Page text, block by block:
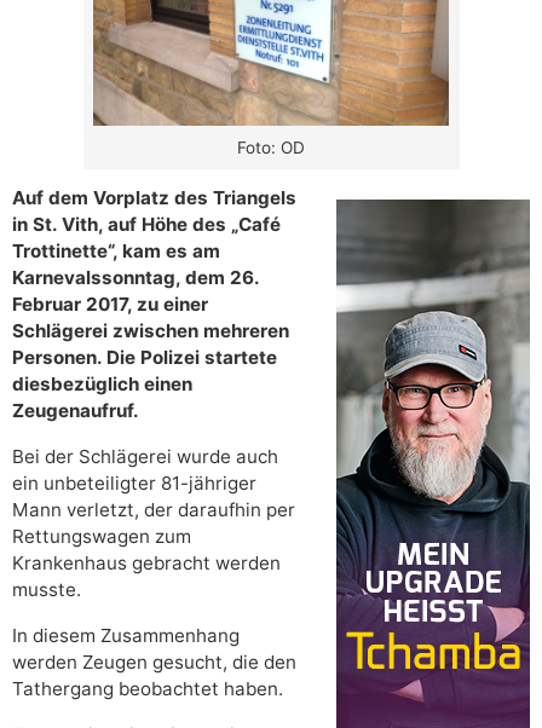
Foto: OD
Auf dem Vorplatz des Triangels
in St. Vith, auf Höhe des „Café
Trottinette“, kam es am
Karnevalssonntag, dem 26.
Februar 2017, zu einer
Schlägerei zwischen mehreren
Personen. Die Polizei startete
diesbezüglich einen
Zeugenaufruf.
Bei der Schlägerei wurde auch
ein unbeteiligter 81-jähriger
Mann verletzt, der daraufhin per
Rettungswagen zum
Krankenhaus gebracht werden
musste.
In diesem Zusammenhang
werden Zeugen gesucht, die den
Tathergang beobachtet haben.